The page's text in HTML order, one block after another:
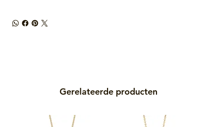
Gerelateerde producten